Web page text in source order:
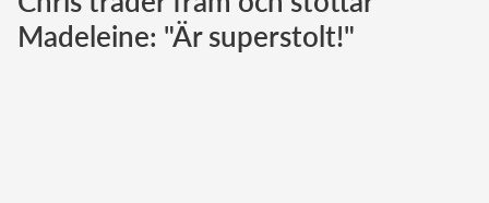
Norska kungahuset
Madeleine: "Är superstolt!"